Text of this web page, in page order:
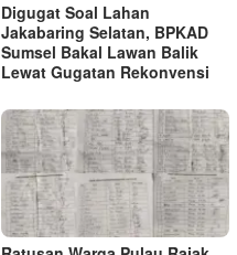
Digugat Soal Lahan
Jakabaring Selatan, BPKAD
Sumsel Bakal Lawan Balik
Lewat Gugatan Rekonvensi